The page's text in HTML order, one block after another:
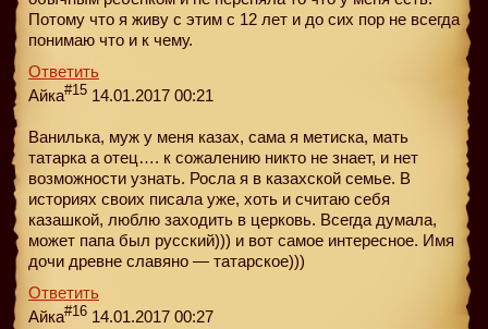
Потому что я живу с этим с 12 лет и до сих пор не всегда
понимаю что и к чему.
Ответить
Айка#15 14.01.2017 00:21
Ванилька, муж у меня казах, сама я метиска, мать
татарка а отец…. к сожалению никто не знает, и нет
возможности узнать. Росла я в казахской семье. В
историях своих писала уже, хоть и считаю себя
казашкой, люблю заходить в церковь. Всегда думала,
может папа был русский))) и вот самое интересное. Имя
дочи древне славяно — татарское)))
Ответить
Айка#16 14.01.2017 00:27